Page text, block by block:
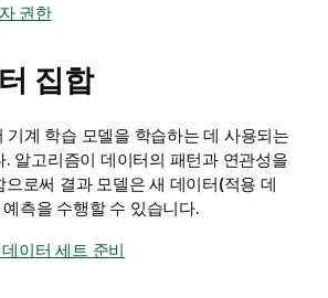
권한
집합
기계 학습 모델을 학습하는 데 사용되는
알고리즘이 데이터의 패턴과 연관성을
로써 결과 모델은 새 데이터(적용 데
측을 수행할 수 있습니다.
이터 세트 준비